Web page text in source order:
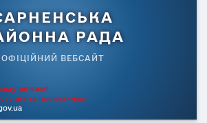
РАДА
ОФІЦІЙНИЙ ВЕБСАЙТ
режимі.
за посиланням